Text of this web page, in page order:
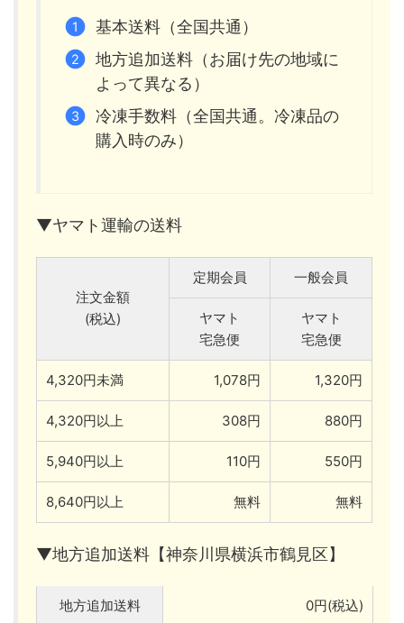
基本送料（全国共通）
地方追加送料（お届け先の地域に
よって異なる）
冷凍手数料（全国共通。冷凍品の
購入時のみ）
▼ヤマト運輸の送料
注文金額
(税込)
定期会員 一般会員
ヤマト
宅急便
ヤマト
宅急便
4,320円未満 1,078円 1,320円
4,320円以上 308円 880円
5,940円以上 110円 550円
8,640円以上 無料 無料
▼地方追加送料【神奈川県横浜市鶴見区】
地方追加送料 0円(税込)